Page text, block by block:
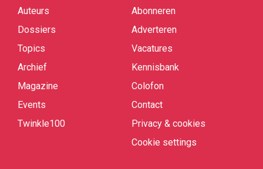
Quick
Auteurs
Dossiers
Topics
Archief
Magazine
Events
Twinkle100
Abonneren
Adverteren
Vacatures
Kennisbank
Colofon
Contact
Privacy & cookies
Cookie settings